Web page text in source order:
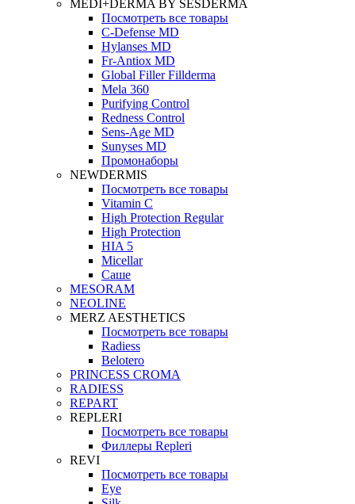
MEDI+DERMA BY SESDERMA
Посмотреть все товары
C-Defense MD
Hylanses MD
Fr‑Antiox MD
Global Filler Fillderma
Mela 360
Purifying Control
Redness Control
Sens-Age MD
Sunyses MD
Промонаборы
NEWDERMIS
Посмотреть все товары
Vitamin C
High Protection Regular
High Protection
HIA 5
Micellar
Саше
MESORAM
NEOLINE
MERZ AESTHETICS
Посмотреть все товары
Radiess
Belotero
PRINCESS CROMA
RADIESS
REPART
REPLERI
Посмотреть все товары
Филлеры Repleri
REVI
Посмотреть все товары
Eye